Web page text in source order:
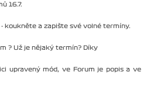
16.7.
koukněte a zapište své volné termíny.
? Už je nějaký termín? Díky
upravený mód, ve Forum je popis a ve